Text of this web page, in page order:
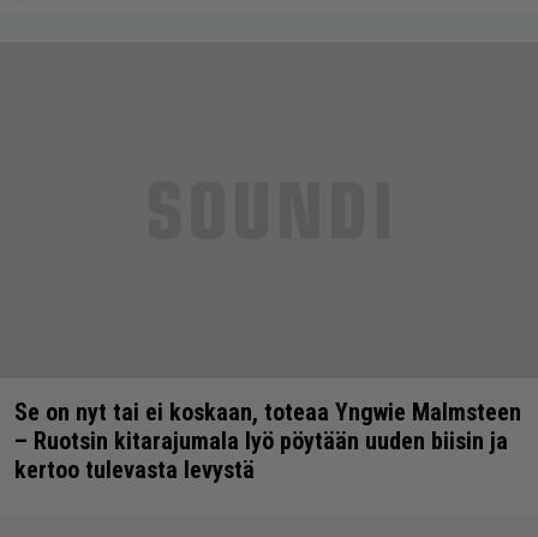
Se on nyt tai ei koskaan, toteaa Yngwie Malmsteen
– Ruotsin kitarajumala lyö pöytään uuden biisin ja
kertoo tulevasta levystä